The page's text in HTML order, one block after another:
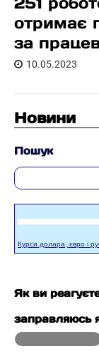
отримає
за
10.05.2023
Новини
Пошук
Курси долара, євро і
Як ви
заправляюсь